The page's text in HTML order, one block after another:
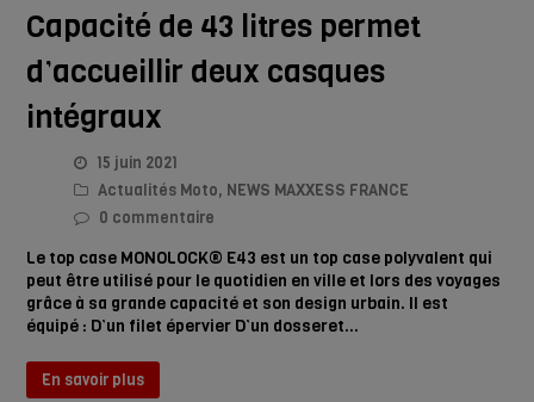
Capacité de 43 litres permet
d’accueillir deux casques
intégraux
15 juin 2021
Actualités Moto, NEWS MAXXESS FRANCE
0 commentaire
Le top case MONOLOCK® E43 est un top case polyvalent qui
peut être utilisé pour le quotidien en ville et lors des voyages
grâce à sa grande capacité et son design urbain. Il est
équipé : D’un filet épervier D’un dosseret…
En savoir plus